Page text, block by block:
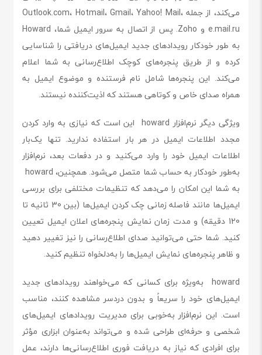
می‌کند، از جمله Outlook.com، Hotmail، Gmail، Yahoo! Mail،
e.mail.ru و Zoho. پس از اتصال به سرور ایمیل شما، Howard
به طور خودکار رویدادهای جدید ایمیل‌های دریافتی را شناسایی
کرده و از طریق پنجره‌های کوچک اطلاع‌رسانی به شما اعلام
می‌کند. این پنجره‌ها شامل نام فرستنده و موضوع ایمیل به
همراه صدای خاص و کوتاهی هستند که اذیت‌کننده نیستند.
ویژگی دیگر نرم‌افزار howard این است که نیازی به وارد کردن
مجدد اطلاعات ایمیل در هر بار استفاده ندارید. تنها یک‌بار
اطلاعات ایمیل خود را وارد می‌کنید و در دفعات بعد، نرم‌افزار
به شما این امکان را می‌دهد که تنظیمات مختلفی برای بررسی
ایمیل‌ها مانند فاصله زمانی چک کردن ایمیل‌ها (بین 30 ثانیه تا
120 دقیقه) و مدت زمان نمایش پنجره‌های اعلان ایمیل تعیین
کنید. شما حتی می‌توانید صدای اطلاع‌رسانی را نیز تغییر دهید
و ظاهر پنجره‌های نمایش ایمیل‌ها را به‌دلخواه تنظیم کنید.
howard به‌ویژه برای کسانی که می‌خواهند رویدادهای جدید
ایمیل‌های خود را سریعاً و بدون دردسر مشاهده کنند، مناسب
است. این نرم‌افزار به‌خوبی برای مدیریت رویدادهای ایمیل‌های
شخصی و حرفه‌ای طراحی شده و می‌تواند به‌عنوان ابزاری مؤثر
برای افرادی که نیاز به دریافت فوری اطلاع‌رسانی‌ها دارند، عمل